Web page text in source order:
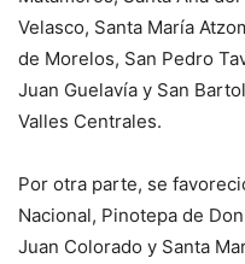
Velasco, Santa María
de Morelos, San Pedro
Juan Guelavía y San
Valles Centrales.
Por otra parte, se
Nacional, Pinotepa de
Juan Colorado y Santa